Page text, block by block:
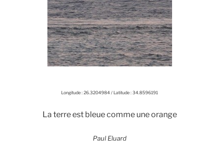
Longitude : 26.3204984 / Latitude : 34.8596191
La terre est bleue comme une orange
Paul Eluard